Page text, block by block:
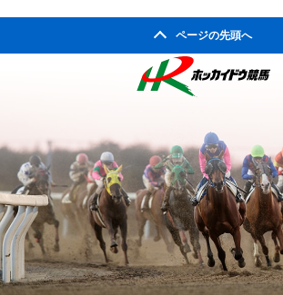
2009年03月
2008年01月
2007年02月
2007年01月
2006年03月
2006年02月
2006年01月
2005年08月
2005年07月
2005年04月
2005年03月
2005年02月
2005年01月
2004年06月
2004年05月
2004年04月
2004年03月
2003年07月
2003年06月
2003年05月
2003年04月
ページの先頭へ